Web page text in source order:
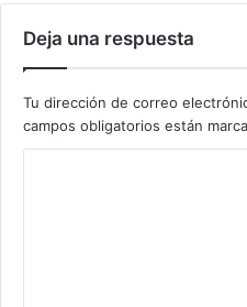
Deja una respuesta
Tu dirección de correo
campos obligatorios están